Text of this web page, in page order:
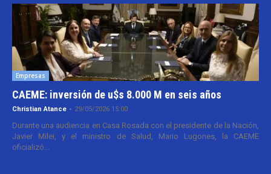
Empresas
CAEME: inversión de u$s 8.000 M en seis años
Christian Atance - 29/05/2026 15:00
Durante una audiencia en Casa Rosada con el presidente de la Nación,
Javier Milei, y el ministro de Salud, Mario Lugones, la CAEME
oficializó...